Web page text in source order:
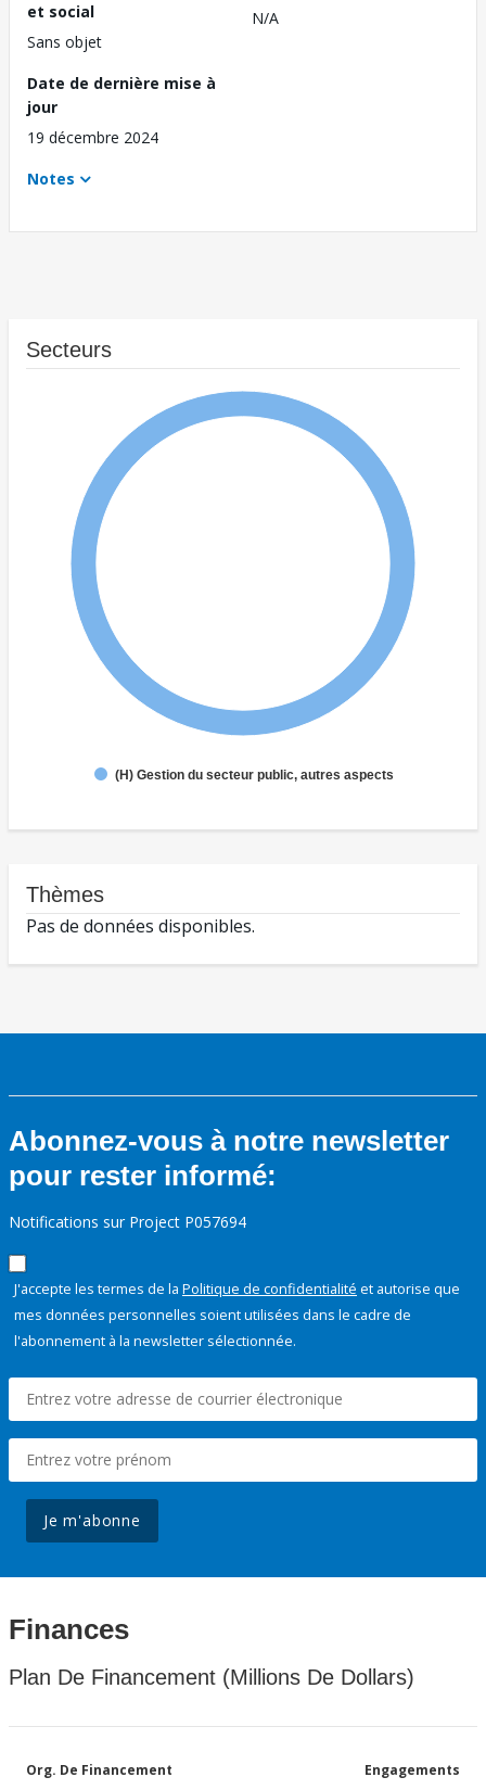
et social
Sans objet
N/A
Date de dernière mise à
jour
19 décembre 2024
Notes
Secteurs
(H) Gestion du secteur public, autres aspects
Thèmes
Pas de données disponibles.
Abonnez-vous à notre newsletter
pour rester informé:
Notifications sur Project P057694
J'accepte les termes de la Politique de confidentialité et autorise que
mes données personnelles soient utilisées dans le cadre de
l'abonnement à la newsletter sélectionnée.
Je m'abonne
Finances
Plan De Financement (Millions De Dollars)
Org. De Financement Engagements